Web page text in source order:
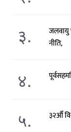
३.
जलवायु
नीति,
४.
५. ३२औँ